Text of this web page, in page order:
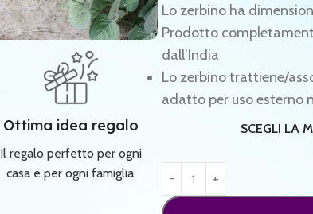
Ottima idea regalo
Il regalo perfetto per ogni
casa e per ogni famiglia.
Lo zerbino ha
Prodotto
dall’India
Lo zerbino trattiene/
adatto per uso esterno
SCEGLI LA